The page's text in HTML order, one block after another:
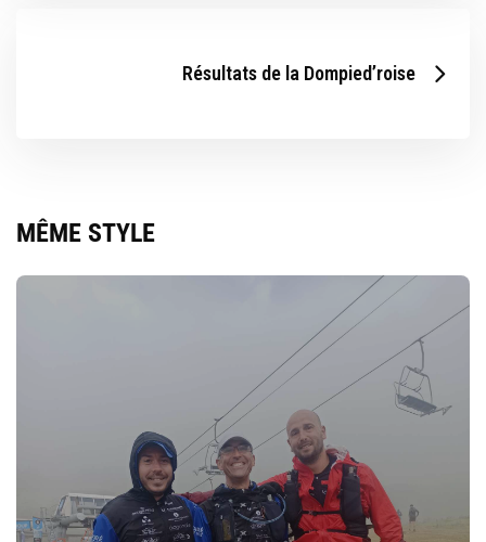
Résultats de la Dompied’roise
MÊME STYLE